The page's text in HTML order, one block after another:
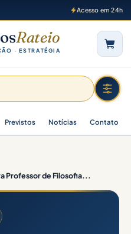
Acesso em 24h
Rateio
· ESTRATÉGIA
Previstos Notícias Contato
Professor de Filosofia...